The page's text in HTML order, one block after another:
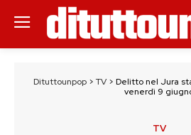
Dituttounpop> TV> Delitto nel Jura
venerdì 9
TV